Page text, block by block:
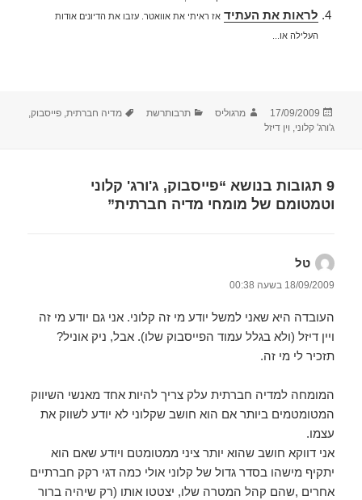
לראות את העתיד אז ראיתי את אוואטר. עזבו את הדיונים אודות
העלילה או...
פורסם
בתאריך
17/09/2009 מחבר
מרגוליס קטגוריות
תרבותרשת תגיות
מדיה חברתית ,פייסבוק
ג'ורג' קלוני וין דיזל
9 תגובות בנושא “פייסבוק, ג'ורג' קלוני
וטמטומם של מומחי מדיה חברתית”
טל
18/09/2009 בשעה 00:38
העובדה היא שאני למשל יודע מי זה קלוני. אני גם יודע מי זה
ויין דיזל (ולא בגלל עמוד הפייסבוק שלו). אבל, ניק אוניל?
תזכיר לי מי זה.
המומחה למדיה חברתית עלק צריך להיות אחד מאנשי השיווק
המטומטמים ביותר אם הוא חושב שקלוני לא יודע לשווק את
עצמו.
אני דווקא חושב שהוא יותר ציני ממטומטם ויודע שאם הוא
יתקיף מישהו בסדר גדול של קלוני אולי כמה דגי רקק חברתיים
אחרים ,שהם קהל המטרה שלו, יצטטו אותו (רק שיהיה ברור